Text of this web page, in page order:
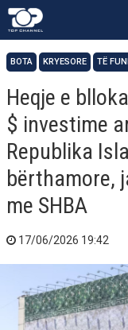
BOTA KRYESORE TË
Heqje e
$ investime
Republika
bërthamore,
me SHBA
17/06/2026 19:42